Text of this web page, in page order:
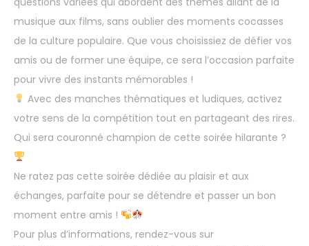
musique aux films, sans oublier des moments cocasses
de la culture populaire. Que vous choisissiez de défier vos
amis ou de former une équipe, ce sera l’occasion parfaite
pour vivre des instants mémorables !
Avec des manches thématiques et ludiques, activez
votre sens de la compétition tout en partageant des rires.
Qui sera couronné champion de cette soirée hilarante ?
Ne ratez pas cette soirée dédiée au plaisir et aux
échanges, parfaite pour se détendre et passer un bon
moment entre amis !
Pour plus d’informations, rendez-vous sur